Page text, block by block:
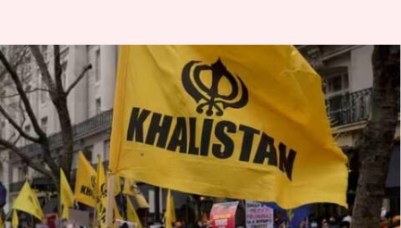
India-Canada row:ఖలిస్థానీ
గ్రూపులను రహస్యంగా కలుస్తున్న
పాక్ గూఢచారి ఏజెంట్లు
వ్రాసిన వారు Sirish Praharaju Sep 21, 2023 11:05 am
ఈ వార్తాకథనం ఏంటి